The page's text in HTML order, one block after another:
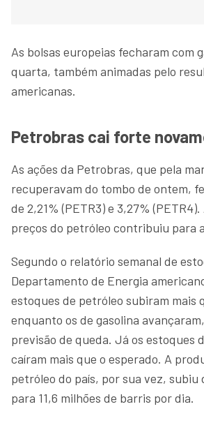
As bolsas europeias fecharam com
quarta, também animadas pelo
americanas.
Petrobras cai forte
As ações da Petrobras, que pela
recuperavam do tombo de ontem,
de 2,21% (PETR3) e 3,27%
preços do petróleo contribuiu para
Segundo o relatório semanal de
Departamento de Energia
estoques de petróleo subiram mais
enquanto os de gasolina
previsão de queda. Já os estoques
caíram mais que o esperado. A
petróleo do país, por sua vez, subiu
para 11,6 milhões de barris por dia.